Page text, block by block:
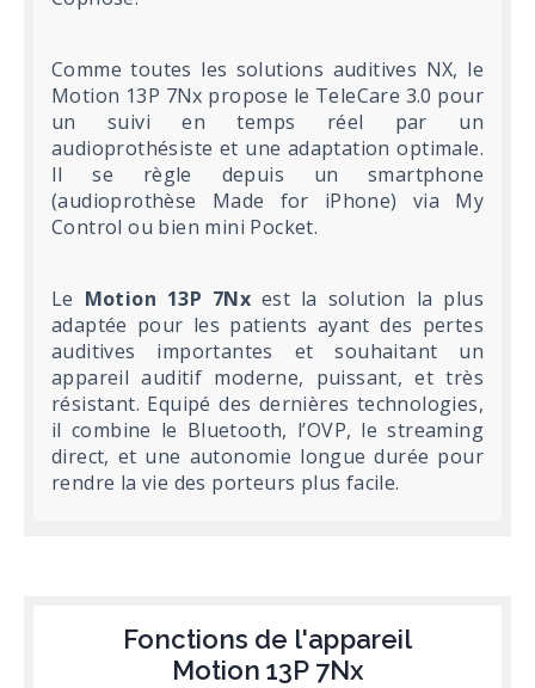
Comme toutes les solutions auditives NX, le
Motion 13P 7Nx propose le TeleCare 3.0 pour
un suivi en temps réel par un
audioprothésiste et une adaptation optimale.
Il se règle depuis un smartphone
(audioprothèse Made for iPhone) via My
Control ou bien mini Pocket.
Le Motion 13P 7Nx est la solution la plus
adaptée pour les patients ayant des pertes
auditives importantes et souhaitant un
appareil auditif moderne, puissant, et très
résistant. Equipé des dernières technologies,
il combine le Bluetooth, l’OVP, le streaming
direct, et une autonomie longue durée pour
rendre la vie des porteurs plus facile.
Fonctions de l'appareil
Motion 13P 7Nx